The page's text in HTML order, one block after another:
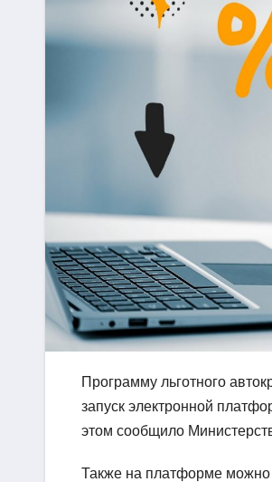
Программу льготного
запуск электронной
этом сообщило
Также на платформе можно